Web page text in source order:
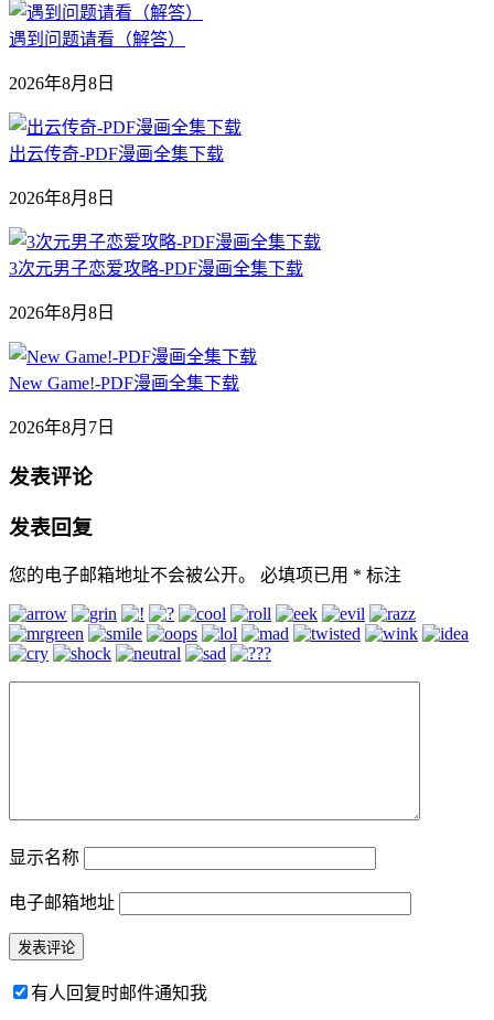
遇到问题请看（解答）
2026年8月8日
出云传奇-PDF漫画全集下载
2026年8月8日
3次元男子恋爱攻略-PDF漫画全集下载
2026年8月8日
New Game!-PDF漫画全集下载
2026年8月7日
发表评论
发表回复
您的电子邮箱地址不会被公开。 必填项已用 * 标注
显示名称
电子邮箱地址
有人回复时邮件通知我